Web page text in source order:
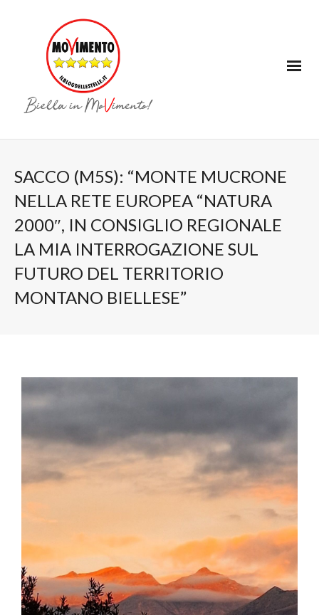
SACCO (M5S): “MONTE MUCRONE
NELLA RETE EUROPEA “NATURA
2000″, IN CONSIGLIO REGIONALE
LA MIA INTERROGAZIONE SUL
FUTURO DEL TERRITORIO
MONTANO BIELLESE”